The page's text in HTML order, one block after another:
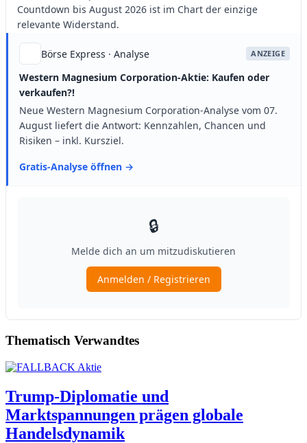
Thematisch Verwandtes
Trump-Diplomatie und
Marktspannungen prägen globale
Handelsdynamik